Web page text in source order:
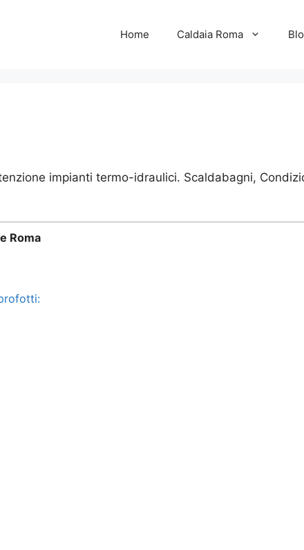
Home Caldaia Roma
impianti termo-idraulici. Scaldabagni,
Roma